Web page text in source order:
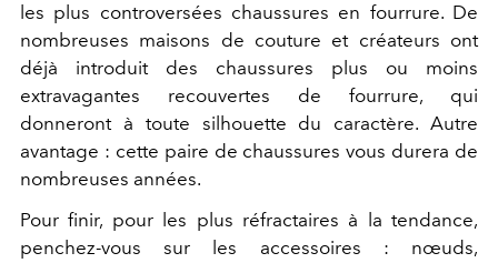
les plus controversées chaussures en fourrure. De
nombreuses maisons de couture et créateurs ont
déjà introduit des chaussures plus ou moins
extravagantes recouvertes de fourrure, qui
donneront à toute silhouette du caractère. Autre
avantage : cette paire de chaussures vous durera de
nombreuses années.
Pour finir, pour les plus réfractaires à la tendance,
penchez-vous sur les accessoires : nœuds,